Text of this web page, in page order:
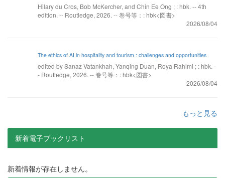
Hilary du Cros, Bob McKercher, and Chin Ee Ong ; : hbk. -- 4th
edition. -- Routledge, 2026. -- 巻号等：: hbk<図書>
2026/08/04
The ethics of AI in hospitality and tourism : challenges and opportunities
edited by Sanaz Vatankhah, Yanqing Duan, Roya Rahimi ; : hbk. -
- Routledge, 2026. -- 巻号等：: hbk<図書>
2026/08/04
もっと見る
新着電子ブックリスト
新着情報が存在しません。